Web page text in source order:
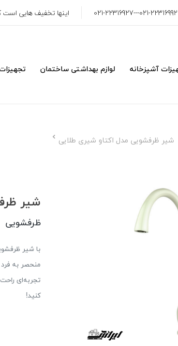
021-22316992---021-22316927 اینها تخفیف هایی است
آشپزخانه لوازم بهداشتی ساختمان
شیر ظرفشویی مدل اکتاو شیری طلایی
شیر
ظرفشویی
با شیر
منحصر به
تجربه‌ای
کنید!